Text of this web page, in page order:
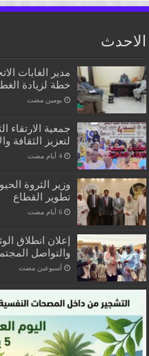
الاحدث
مدير الغابات
خطة لزيادة
‏يومين مضت
جمعية الارتقاء
لتعزيز الثقافة
‏4 أيام مضت
وزير الثروة
تطوير القطاع
‏6 أيام مضت
إعلان انطلاق
والتواصل
‏أسبوعين مضت